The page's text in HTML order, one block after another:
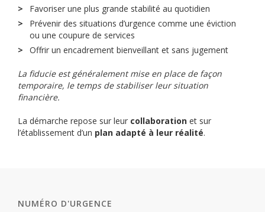
Favoriser une plus grande stabilité au quotidien
Prévenir des situations d’urgence comme une éviction
ou une coupure de services
Offrir un encadrement bienveillant et sans jugement
La fiducie est généralement mise en place de façon
temporaire, le temps de stabiliser leur situation
financière.
La démarche repose sur leur collaboration et sur
l’établissement d’un plan adapté à leur réalité.
NUMÉRO D'URGENCE